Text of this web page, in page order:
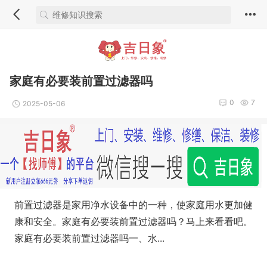
家庭有必要装前置过滤器吗
2025-05-06 7
0
前置过滤器是家用净水设备中的一种，使家庭用水更加健
康和安全。家庭有必要装前置过滤器吗？马上来看看吧。
家庭有必要装前置过滤器吗一、水...